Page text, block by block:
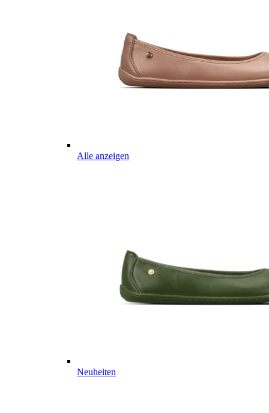
Alle anzeigen
Neuheiten